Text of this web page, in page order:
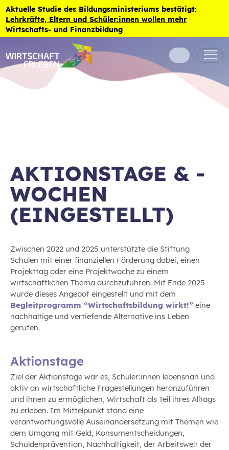
Zum Inhalt der Seite springen
Aktuelle Studie des Bildungsministeriums bestätigt:
Lehrkräfte, Eltern und Schüler:innen wollen mehr
Wirtschafts- und Finanzbildung
AKTIONSTAGE & -
WOCHEN
(EINGESTELLT)
Zwischen 2022 und 2025 unterstützte die Stiftung
Schulen mit einer finanziellen Förderung dabei, einen
Projekttag oder eine Projektwoche zu einem
wirtschaftlichen Thema durchzuführen. Mit Ende 2025
wurde dieses Angebot eingestellt und mit dem
Begleitprogramm “Wirtschaftsbildung wirkt!” eine
nachhaltige und vertiefende Alternative ins Leben
gerufen.
Aktionstage
Ziel der Aktionstage war es, Schüler:innen lebensnah und
aktiv an wirtschaftliche Fragestellungen heranzuführen
und ihnen zu ermöglichen, Wirtschaft als Teil ihres Alltags
zu erleben. Im Mittelpunkt stand eine
verantwortungsvolle Auseinandersetzung mit Themen wie
dem Umgang mit Geld, Konsumentscheidungen,
Schuldenprävention, Nachhaltigkeit, der Arbeitswelt der